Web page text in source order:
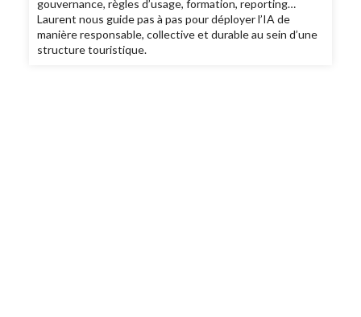
gouvernance, règles d’usage, formation, reporting…
Laurent nous guide pas à pas pour déployer l’IA de
manière responsable, collective et durable au sein d’une
structure touristique.